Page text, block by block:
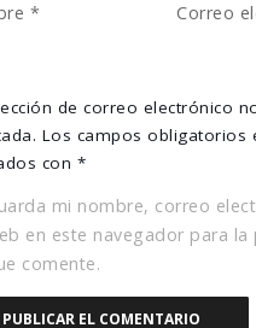
de correo electrónico
Los campos obligatorios
con *
* Correo
mi nombre, correo
en este navegador para la
comente.